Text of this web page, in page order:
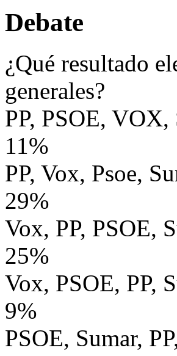
Debate
¿Qué resultado
generales?
PP, PSOE, VOX,
11%
PP, Vox, Psoe,
29%
Vox, PP, PSOE,
25%
Vox, PSOE, PP,
9%
PSOE, Sumar,